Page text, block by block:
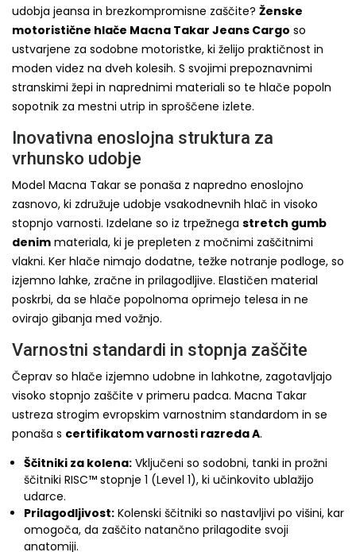
udobja jeansa in brezkompromisne zaščite? Ženske
motoristične hlače Macna Takar Jeans Cargo so
ustvarjene za sodobne motoristke, ki želijo praktičnost in
moden videz na dveh kolesih. S svojimi prepoznavnimi
stranskimi žepi in naprednimi materiali so te hlače popoln
sopotnik za mestni utrip in sproščene izlete.
Inovativna enoslojna struktura za
vrhunsko udobje
Model Macna Takar se ponaša z napredno enoslojno
zasnovo, ki združuje udobje vsakodnevnih hlač in visoko
stopnjo varnosti. Izdelane so iz trpežnega stretch gumb
denim materiala, ki je prepleten z močnimi zaščitnimi
vlakni. Ker hlače nimajo dodatne, težke notranje podloge, so
izjemno lahke, zračne in prilagodljive. Elastičen material
poskrbi, da se hlače popolnoma oprimejo telesa in ne
ovirajo gibanja med vožnjo.
Varnostni standardi in stopnja zaščite
Čeprav so hlače izjemno udobne in lahkotne, zagotavljajo
visoko stopnjo zaščite v primeru padca. Macna Takar
ustreza strogim evropskim varnostnim standardom in se
ponaša s certifikatom varnosti razreda A.
Ščitniki za kolena: Vključeni so sodobni, tanki in prožni
ščitniki RISC™ stopnje 1 (Level 1), ki učinkovito ublažijo
udarce.
Prilagodljivost: Kolenski ščitniki so nastavljivi po višini, kar
omogoča, da zaščito natančno prilagodite svoji
anatomiji.